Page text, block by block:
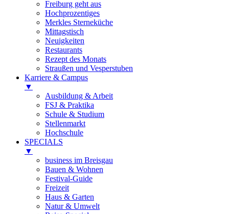
Freiburg geht aus
Hochprozentiges
Merkles Sterneküche
Mittagstisch
Neuigkeiten
Restaurants
Rezept des Monats
Straußen und Vesperstuben
Karriere & Campus
▼
Ausbildung & Arbeit
FSJ & Praktika
Schule & Studium
Stellenmarkt
Hochschule
SPECIALS
▼
business im Breisgau
Bauen & Wohnen
Festival-Guide
Freizeit
Haus & Garten
Natur & Umwelt